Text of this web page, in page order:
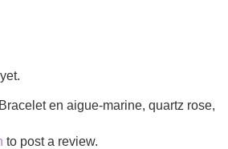
en aigue-marine, quartz rose,
to post a review.